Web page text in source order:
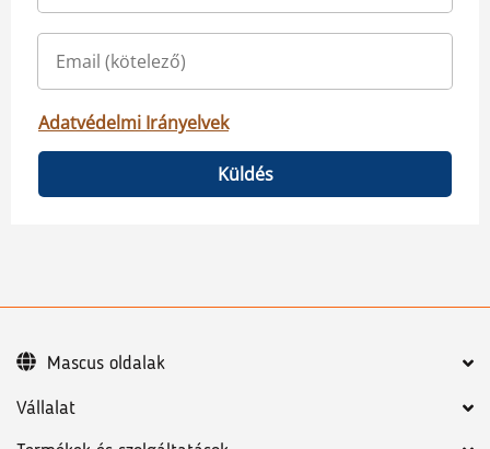
Adatvédelmi Irányelvek
Küldés
Vállalat
Mascus oldalak